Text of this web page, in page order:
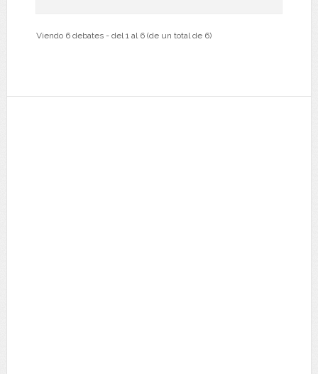
Viendo 6 debates - del 1 al 6 (de un total de 6)